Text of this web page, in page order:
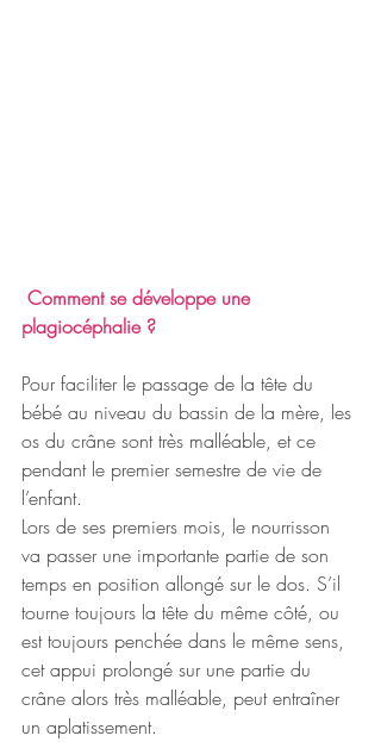
plagiocéphalie ?
Pour faciliter le passage de la tête du
bébé au niveau du bassin de la mère, les
os du crâne sont très malléable, et ce
pendant le premier semestre de vie de
l’enfant.
Lors de ses premiers mois, le nourrisson
va passer une importante partie de son
temps en position allongé sur le dos. S’il
tourne toujours la tête du même côté, ou
est toujours penchée dans le même sens,
cet appui prolongé sur une partie du
crâne alors très malléable, peut entraîner
un aplatissement.